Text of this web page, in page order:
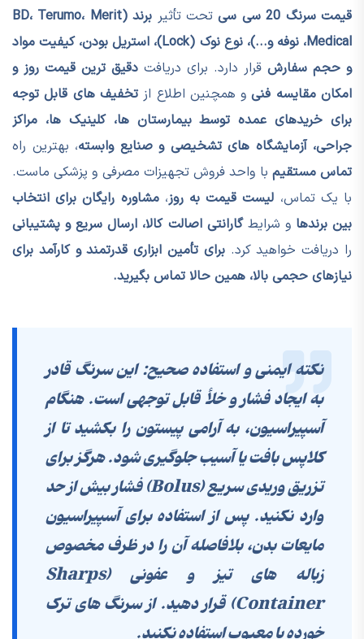
قیمت سرنگ 20 سی سی تحت تأثیر
برند (BD، Terumo، Merit
Medical، نوفه و...)، نوع نوک (Lock)، استریل بودن، کیفیت مواد
و حجم سفارش قرار دارد. برای دریافت دقیق ترین قیمت روز و
امکان مقایسه فنیو همچنین اطلاع ازتخفیف های قابل توجه
برای خریدهای عمده توسط بیمارستان ها، کلینیک ها، مراکز
جراحی، آزمایشگاه های تشخیصی و صنایع وابسته، بهترین راه
تماس مستقیم با واحد فروش تجهیزات مصرفی و پزشکی ماست.
با یک تماس، لیست قیمت به روز،مشاوره رایگان برای انتخاب
بین برندها و شرایطگارانتی اصالت کالا، ارسال سریع و پشتیبانی
را دریافت خواهید کرد.برای تأمین ابزاری قدرتمند و کارآمد برای
نیازهای حجمی بالا، همین حالا تماس بگیرید.
نکته ایمنی و استفاده صحیح: این سرنگ قادر
به ایجاد فشار و خلأ قابل توجهی است. هنگام
آسپیراسیون، به آرامی پیستون را بکشید تا از
کلاپس بافت یا آسیب جلوگیری شود. هرگز برای
تزریق وریدی سریع (Bolus) فشار بیش از حد
وارد نکنید. پس از استفاده برای آسپیراسیون
مایعات بدن، بلافاصله آن را درظرف مخصوص
زباله های تیز و عفونی (Sharps
Container) قرار دهید. از سرنگ های ترک
خورده یا معیوب استفاده نکنید.